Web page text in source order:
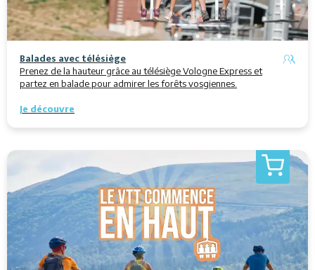
Balades avec télésiège
Prenez de la hauteur grâce au télésiège Vologne Express et
partez en balade pour admirer les forêts vosgiennes.
Je découvre